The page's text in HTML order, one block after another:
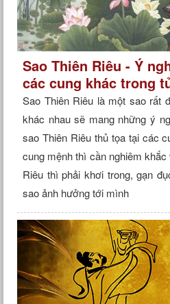
Sao Thiên Riêu - Ý
các cung khác trong
Sao Thiên Riêu là một sao rất
khác nhau sẽ mang những ý
sao Thiên Riêu thủ tọa tại các
cung mệnh thì cần nghiêm
Riêu thì phải khơi trong, gạn
sao ảnh hưởng tới mình